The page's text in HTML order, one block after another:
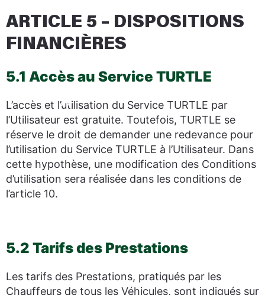
ARTICLE 5 – DISPOSITIONS
FINANCIÈRES
5.1 Accès au Service TURTLE
L’accès et l’utilisation du Service TURTLE par
l’Utilisateur est gratuite. Toutefois, TURTLE se
réserve le droit de demander une redevance pour
l’utilisation du Service TURTLE à l’Utilisateur. Dans
cette hypothèse, une modification des Conditions
d’utilisation sera réalisée dans les conditions de
l’article 10.
5.2 Tarifs des Prestations
Les tarifs des Prestations, pratiqués par les
Chauffeurs de tous les Véhicules, sont indiqués sur